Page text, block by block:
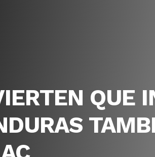
QUE